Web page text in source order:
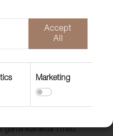
17 Yellow,
gardinkaraktär i matt
Accept
All
Marketing